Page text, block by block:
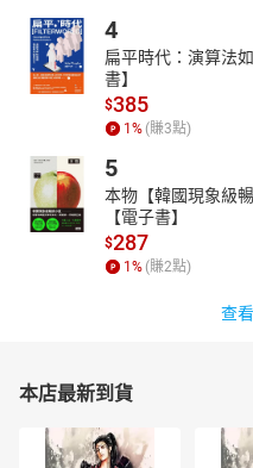
4
扁平時代：演算法
書】
$385
1 % (賺3點)
5
本物【韓國現象級
【電子書】
$287
1 % (賺2點)
查
本店最新到貨